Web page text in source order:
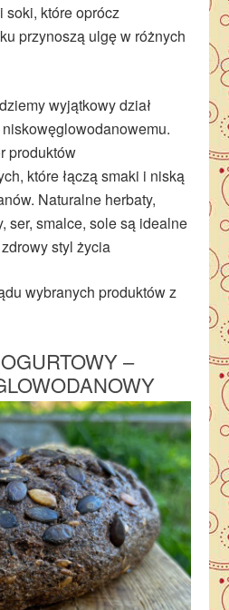
soki, które oprócz
przynoszą ulgę w różnych
wyjątkowy dział
produktów
które łączą smaki i niską
Naturalne herbaty,
ser, smalce, sole są idealne
styl życia
wybranych produktów z
–